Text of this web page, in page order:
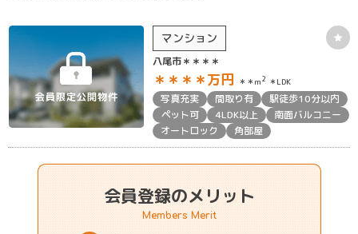
マンション
八尾市＊＊＊＊
＊＊＊＊万円 ＊＊m2 ＊LDK
写真充実 間取り有
駅徒歩10分以内
ペット可
4LDK以上
南面バルコニー
オートロック
角部屋
会員登録のメリット
Members Merit